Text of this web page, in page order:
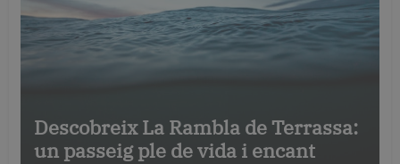
Descobreix La Rambla de Terrassa:
un passeig ple de vida i encant